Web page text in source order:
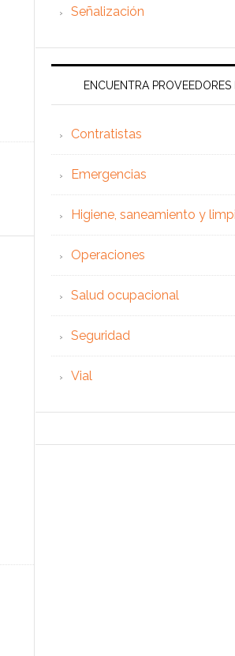
Señalización
ENCUENTRA PROVEEDORES
Contratistas
Emergencias
Higiene, saneamiento y
Operaciones
Salud ocupacional
Seguridad
Vial